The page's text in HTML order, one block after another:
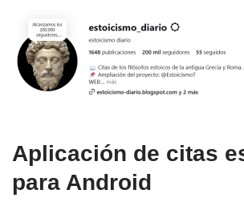
Aplicación de citas
para Android